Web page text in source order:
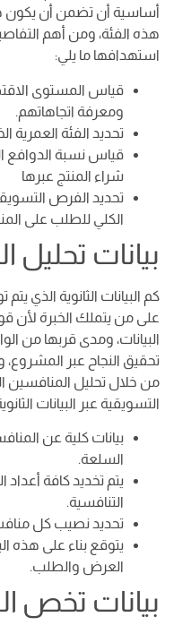
أساسية أن تضمن أن يكون
هذه الفئة، ومن أهم
استهدافها ما يلي:
قياس المستوى
ومعرفة اتجاهاتهم.
تحديد الفئة العمرية
قياس نسبة الدوافع
شراء المنتج عبرها
تحديد الفرص
الكلي للطلب على
بيانات تحليل
كم البيانات الثانوية الذي
على من يتملك الخبرة لأن
البيانات، ومدى قربها من
تحقيق النجاح عبر
من خلال تحليل المنافسين
التسويقية عبر البيانات
بيانات كلية عن
السلعة.
يتم تخديد كافة أعداد
التنافسية.
تحديد نصيب كل
يتوقع بناء على هذه
العرض والطلب.
بيانات تخص